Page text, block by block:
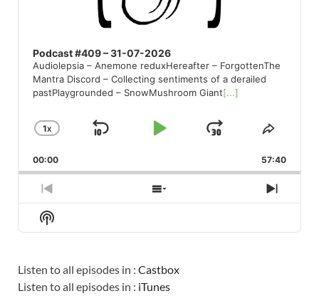
Podcast #409 – 31-07-2026
Audiolepsia – Anemone reduxHereafter – ForgottenThe
Mantra Discord – Collecting sentiments of a derailed
pastPlaygrounded – SnowMushroom Giant[...]
CHANGE
RATE
1X
SKIP
PLAYJUMP
FORWARD
SHARE
00:00 57:40
PREVIOUS
EPISODE
SHOW
EPISODES
NEXT
Show
Podcast
Listen to all episodes in : Castbox
Listen to all episodes in : iTunes